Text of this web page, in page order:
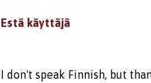
Estä käyttäjä
I don't speak Finnish, but